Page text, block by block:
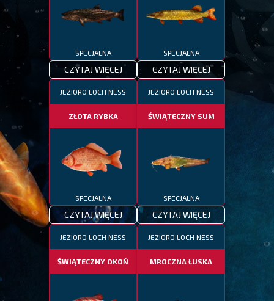
SPECJALNA
CZYTAJ WIĘCEJ
SPECJALNA
CZYTAJ WIĘCEJ
JEZIORO LOCH NESS
ZŁOTA RYBKA
SPECJALNA
CZYTAJ WIĘCEJ
JEZIORO LOCH NESS
ŚWIĄTECZNY SUM
SPECJALNA
CZYTAJ WIĘCEJ
JEZIORO LOCH NESS
ŚWIĄTECZNY OKOŃ
JEZIORO LOCH NESS
MROCZNA ŁUSKA